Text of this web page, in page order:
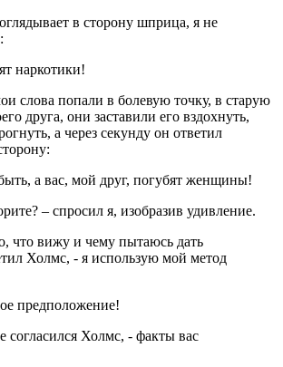
в сторону шприца, я не
наркотики!
слова попали в болевую точку, в старую
друга, они заставили его вздохнуть,
а через секунду он ответил
а вас, мой друг, погубят женщины!
– спросил я, изобразив удивление.
что вижу и чему пытаюсь дать
Холмс, - я использую мой метод
предположение!
согласился Холмс, - факты вас